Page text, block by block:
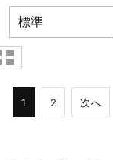
1 2 次へ